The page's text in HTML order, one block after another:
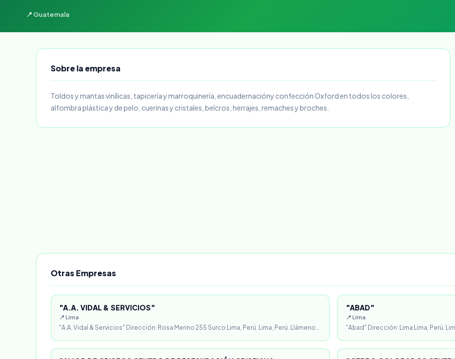
📍 Guatemala
Sobre la empresa
Toldos y mantas vinílicas, tapicería y marroquinería, encuadernacióny confección Oxford en todos los colores,
alfombra plástica y de pelo, cuerinas y cristales, belcros, herrajes, remaches y broches.
Otras Empresas
"A.A. VIDAL & SERVICIOS"
📍 Lima
"A.A. Vidal & Servicios" Dirección: Rosa Merino 255 Surco Lima, Perú. Lima, Perú. Llámeno…
"ABAD"
📍 Lima
"Abad" Dirección: Lima Lima, Perú.